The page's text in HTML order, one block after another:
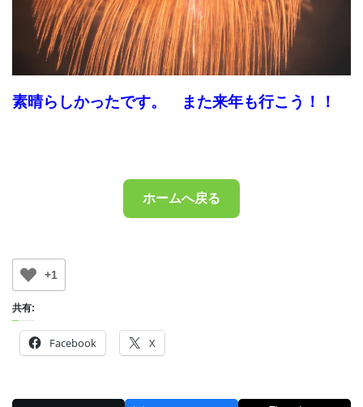
素晴らしかったです。 また来年も行こう！！
ホームへ戻る
+1
共有:
Facebook X